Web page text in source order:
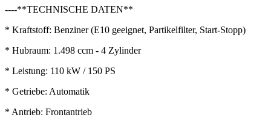
----**TECHNISCHE DATEN**
* Kraftstoff: Benziner (E10 geeignet, Partikelfilter, Start-Stopp)
* Hubraum: 1.498 ccm - 4 Zylinder
* Leistung: 110 kW / 150 PS
* Getriebe: Automatik
* Antrieb: Frontantrieb